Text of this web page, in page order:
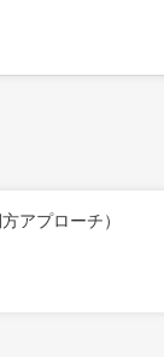
アプローチ）